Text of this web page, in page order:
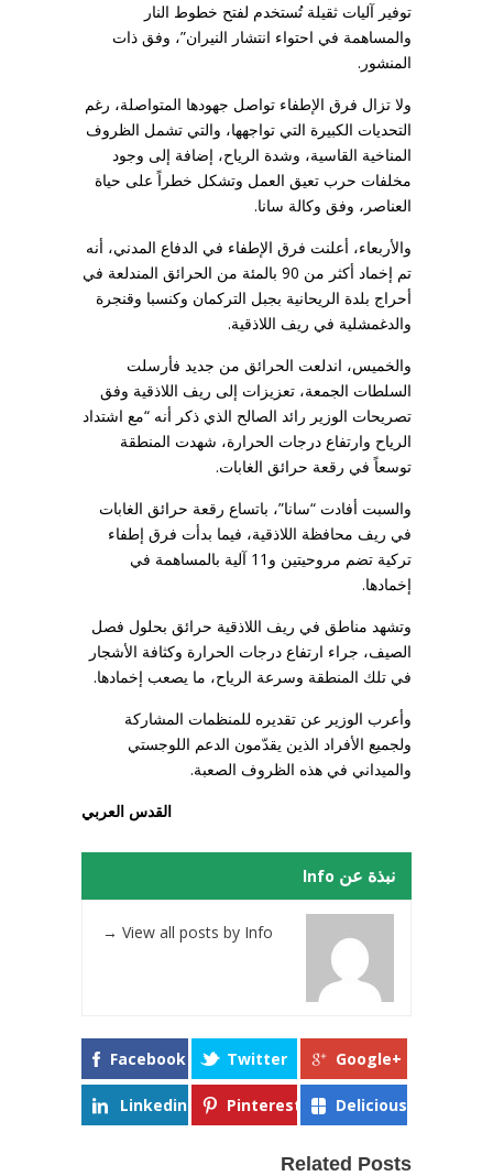
توفير آليات ثقيلة تُستخدم لفتح خطوط النار
والمساهمة في احتواء انتشار النيران”، وفق ذات
المنشور.
ولا تزال فرق الإطفاء تواصل جهودها المتواصلة، رغم
التحديات الكبيرة التي تواجهها، والتي تشمل الظروف
المناخية القاسية، وشدة الرياح، إضافة إلى وجود
مخلفات حرب تعيق العمل وتشكل خطراً على حياة
العناصر، وفق وكالة سانا.
والأربعاء، أعلنت فرق الإطفاء في الدفاع المدني، أنه
تم إخماد أكثر من 90 بالمئة من الحرائق المندلعة في
أحراج بلدة الريحانية بجبل التركمان وكنسبا وقنجرة
والدغمشلية في ريف اللاذقية.
والخميس، اندلعت الحرائق من جديد فأرسلت
السلطات الجمعة، تعزيزات إلى ريف اللاذقية وفق
تصريحات الوزير رائد الصالح الذي ذكر أنه “مع اشتداد
الرياح وارتفاع درجات الحرارة، شهدت المنطقة
توسعاً في رقعة حرائق الغابات.
والسبت أفادت “سانا”، باتساع رقعة حرائق الغابات
في ريف محافظة اللاذقية، فيما بدأت فرق إطفاء
تركية تضم مروحيتين و11 آلية بالمساهمة في
إخمادها.
وتشهد مناطق في ريف اللاذقية حرائق بحلول فصل
الصيف، جراء ارتفاع درجات الحرارة وكثافة الأشجار
في تلك المنطقة وسرعة الرياح، ما يصعب إخمادها.
وأعرب الوزير عن تقديره للمنظمات المشاركة
ولجميع الأفراد الذين يقدّمون الدعم اللوجستي
والميداني في هذه الظروف الصعبة.
القدس العربي
نبذة عن Info
View all posts by Info
→
Facebook Twitter Google+
Linkedin Pinterest Delicious
Related Posts